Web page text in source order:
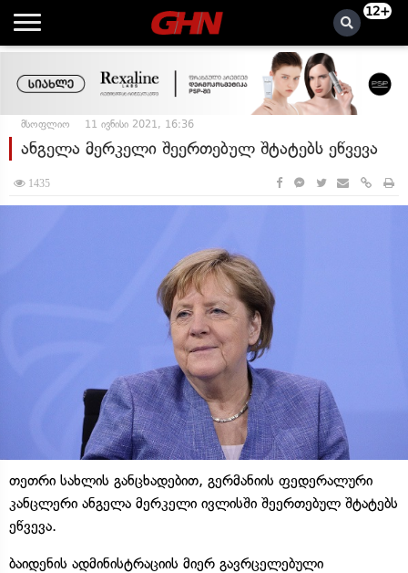
12+
მსოფლიო 11 ივნისი 2021, 16:36
ანგელა მერკელი შეერთებულ შტატებს ეწვევა
1435
თეთრი სახლის განცხადებით, გერმანიის ფედერალური
კანცლერი ანგელა მერკელი ივლისში შეერთებულ შტატებს
ეწვევა.
ბაიდენის ადმინისტრაციის მიერ გავრცელებული